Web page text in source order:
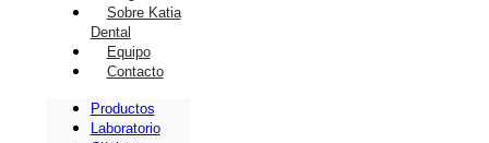
Sobre Katia
Dental
Equipo
Contacto
Productos
Laboratorio